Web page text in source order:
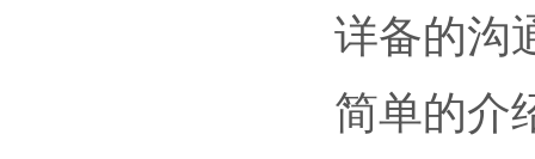
详备的沟
简单的介